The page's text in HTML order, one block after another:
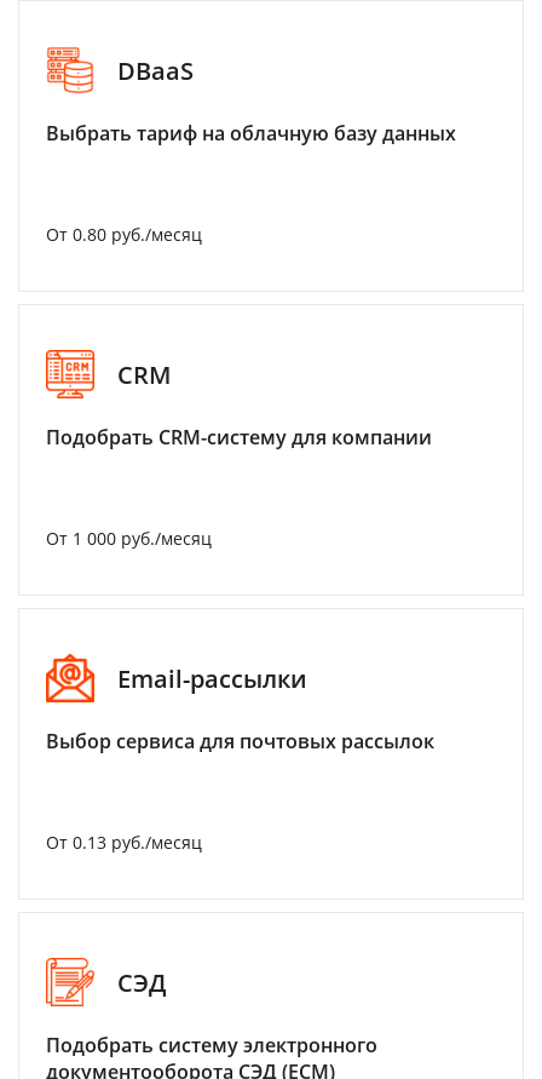
DBaaS
Выбрать тариф на облачную базу данных
От 0.80 руб./месяц
CRM
Подобрать CRM-систему для компании
От 1 000 руб./месяц
Email-рассылки
Выбор сервиса для почтовых рассылок
От 0.13 руб./месяц
СЭД
Подобрать систему электронного
документооборота СЭД (ECM)